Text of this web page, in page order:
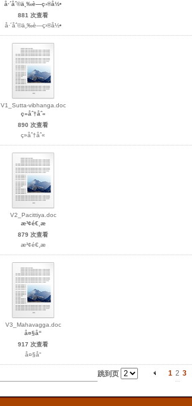
å·´åˆ©ä¸‰è—ç›®å½•
881 次查看
å·´åˆ©ä¸‰è—ç›®å½•
V1_Sutta-vibhanga.doc
ç»åˆ†åˆ«
890 次查看
ç»åˆ†åˆ«
V2_Pacittiya.doc
æ³¢é€¸æ
879 次查看
æ³¢é€¸æ
V3_Mahavagga.doc
å¤§å“
917 次查看
å¤§å“
跳到页 1 2 3